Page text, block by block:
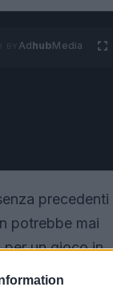
AdhubMedia
precedenti
potrebbe mai
per un gioco in
in